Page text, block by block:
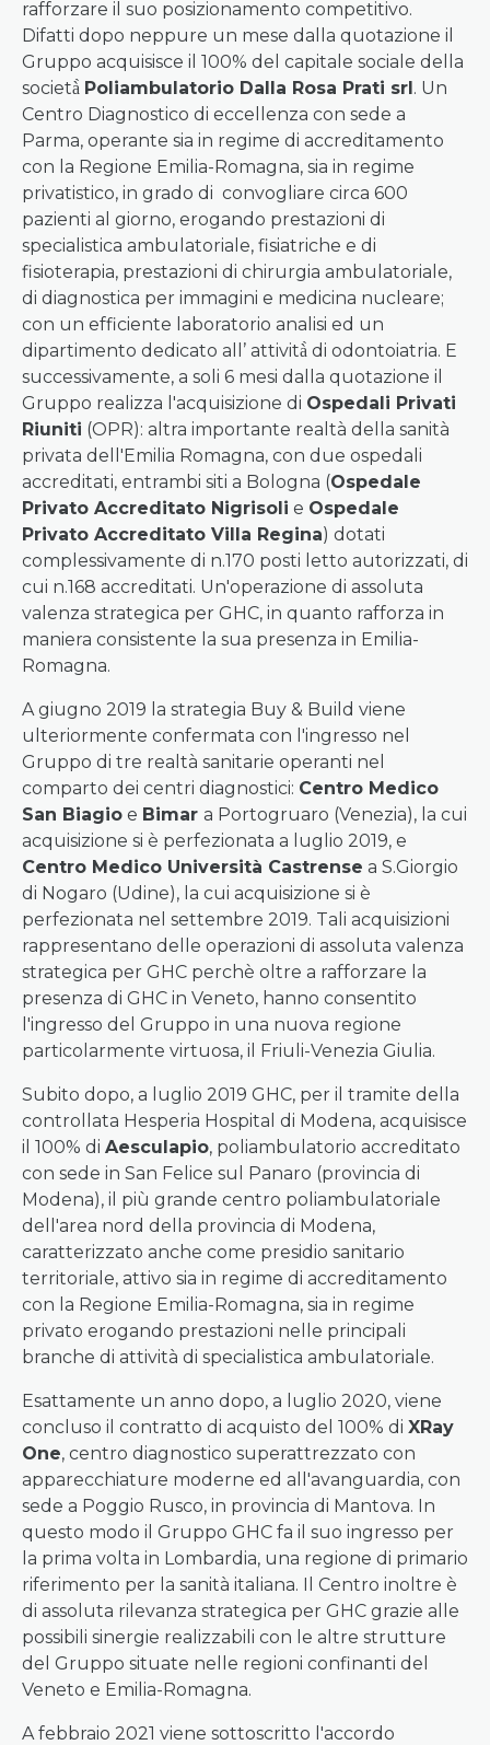
rafforzare il suo posizionamento competitivo.
Difatti dopo neppure un mese dalla quotazione il
Gruppo acquisisce il 100% del capitale sociale della
società̀ Poliambulatorio Dalla Rosa Prati srl. Un
Centro Diagnostico di eccellenza con sede a
Parma, operante sia in regime di accreditamento
con la Regione Emilia-Romagna, sia in regime
privatistico, in grado di convogliare circa 600
pazienti al giorno, erogando prestazioni di
specialistica ambulatoriale, fisiatriche e di
fisioterapia, prestazioni di chirurgia ambulatoriale,
di diagnostica per immagini e medicina nucleare;
con un efficiente laboratorio analisi ed un
dipartimento dedicato all’ attività̀ di odontoiatria. E
successivamente, a soli 6 mesi dalla quotazione il
Gruppo realizza l'acquisizione di Ospedali Privati
Riuniti (OPR): altra importante realtà della sanità
privata dell'Emilia Romagna, con due ospedali
accreditati, entrambi siti a Bologna (Ospedale
Privato Accreditato Nigrisoli e Ospedale
Privato Accreditato Villa Regina) dotati
complessivamente di n.170 posti letto autorizzati, di
cui n.168 accreditati. Un'operazione di assoluta
valenza strategica per GHC, in quanto rafforza in
maniera consistente la sua presenza in Emilia-
Romagna.
A giugno 2019 la strategia Buy & Build viene
ulteriormente confermata con l'ingresso nel
Gruppo di tre realtà sanitarie operanti nel
comparto dei centri diagnostici: Centro Medico
San Biagio e Bimar a Portogruaro (Venezia), la cui
acquisizione si è perfezionata a luglio 2019, e
Centro Medico Università Castrense a S.Giorgio
di Nogaro (Udine), la cui acquisizione si è
perfezionata nel settembre 2019. Tali acquisizioni
rappresentano delle operazioni di assoluta valenza
strategica per GHC perchè oltre a rafforzare la
presenza di GHC in Veneto, hanno consentito
l'ingresso del Gruppo in una nuova regione
particolarmente virtuosa, il Friuli-Venezia Giulia.
Subito dopo, a luglio 2019 GHC, per il tramite della
controllata Hesperia Hospital di Modena, acquisisce
il 100% di Aesculapio, poliambulatorio accreditato
con sede in San Felice sul Panaro (provincia di
Modena), il più grande centro poliambulatoriale
dell'area nord della provincia di Modena,
caratterizzato anche come presidio sanitario
territoriale, attivo sia in regime di accreditamento
con la Regione Emilia-Romagna, sia in regime
privato erogando prestazioni nelle principali
branche di attività di specialistica ambulatoriale.
Esattamente un anno dopo, a luglio 2020, viene
concluso il contratto di acquisto del 100% di XRay
One, centro diagnostico superattrezzato con
apparecchiature moderne ed all'avanguardia, con
sede a Poggio Rusco, in provincia di Mantova. In
questo modo il Gruppo GHC fa il suo ingresso per
la prima volta in Lombardia, una regione di primario
riferimento per la sanità italiana. Il Centro inoltre è
di assoluta rilevanza strategica per GHC grazie alle
possibili sinergie realizzabili con le altre strutture
del Gruppo situate nelle regioni confinanti del
Veneto e Emilia-Romagna.
A febbraio 2021 viene sottoscritto l'accordo